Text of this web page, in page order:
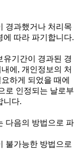
경과했거나 처리목
에 따라 파기합니다.
유기간이 경과된 경
에, 개인정보의 처
하게 되었을 때에
로 인정되는 날로부
니다.
다음의 방법으로 파
불가능한 방법으로